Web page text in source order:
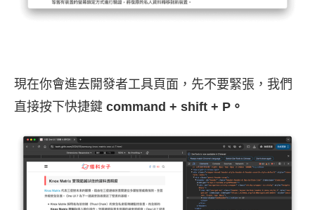
現在你會進去開發者工具頁面，先不要緊張，我們
直接按下快捷鍵 command + shift + P。